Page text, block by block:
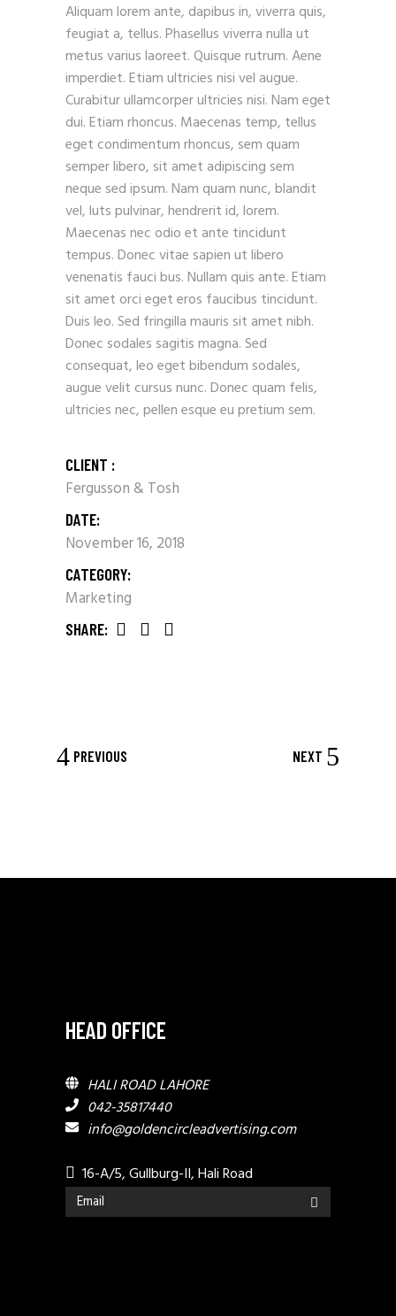
Aliquam lorem ante, dapibus in, viverra quis,
feugiat a, tellus. Phasellus viverra nulla ut
metus varius laoreet. Quisque rutrum. Aene
imperdiet. Etiam ultricies nisi vel augue.
Curabitur ullamcorper ultricies nisi. Nam eget
dui. Etiam rhoncus. Maecenas temp, tellus
eget condimentum rhoncus, sem quam
semper libero, sit amet adipiscing sem
neque sed ipsum. Nam quam nunc, blandit
vel, luts pulvinar, hendrerit id, lorem.
Maecenas nec odio et ante tincidunt
tempus. Donec vitae sapien ut libero
venenatis fauci bus. Nullam quis ante. Etiam
sit amet orci eget eros faucibus tincidunt.
Duis leo. Sed fringilla mauris sit amet nibh.
Donec sodales sagitis magna. Sed
consequat, leo eget bibendum sodales,
augue velit cursus nunc. Donec quam felis,
ultricies nec, pellen esque eu pretium sem.
CLIENT :
Fergusson & Tosh
DATE:
November 16, 2018
CATEGORY:
Marketing
SHARE:
PREVIOUS NEXT
HEAD OFFICE
HALI ROAD LAHORE
042-35817440
info@goldencircleadvertising.com
16-A/5, Gullburg-II, Hali Road